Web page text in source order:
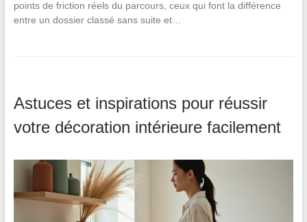
points de friction réels du parcours, ceux qui font la différence
entre un dossier classé sans suite et…
Astuces et inspirations pour réussir
votre décoration intérieure facilement